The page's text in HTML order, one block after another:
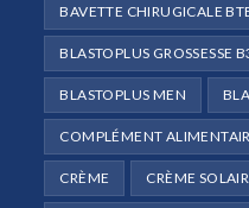
BAVETTE CHIRUGICALE
BLASTOPLUS GROSSESSE
BLASTOPLUS MEN
COMPLÉMENT
CRÈME CRÈME